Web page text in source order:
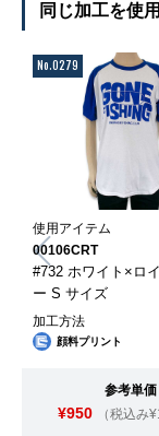
同じ加工を使
No.0279
使用アイテム
00106CRT
#732 ホワイト×ロ
ー S サイズ
加工方法
顔料プリント
参考単価
¥950 （税込み